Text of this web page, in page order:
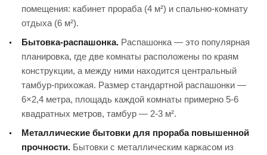
помещения: кабинет прораба (4 м²) и спальню-комнату
отдыха (6 м²).
Бытовка-распашонка. Распашонка — это популярная
планировка, где две комнаты расположены по краям
конструкции, а между ними находится центральный
тамбур-прихожая. Размер стандартной распашонки —
6×2,4 метра, площадь каждой комнаты примерно 5-6
квадратных метров, тамбур — 2-3 м².
Металлические бытовки для прораба повышенной
прочности. Бытовки с металлическим каркасом из